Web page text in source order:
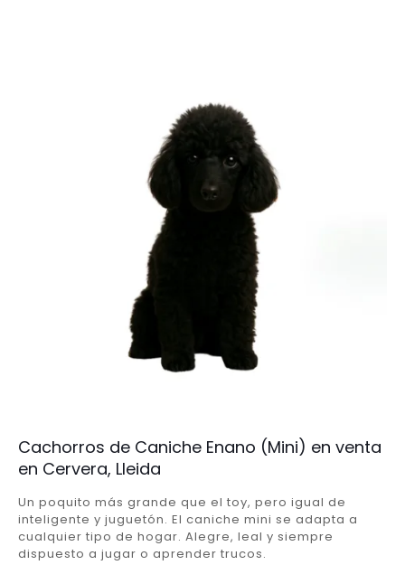
Cachorros de Caniche Enano (Mini) en venta
en Cervera, Lleida
Un poquito más grande que el toy, pero igual de
inteligente y juguetón. El caniche mini se adapta a
cualquier tipo de hogar. Alegre, leal y siempre
dispuesto a jugar o aprender trucos.